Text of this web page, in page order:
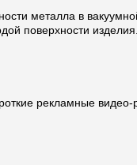
металла в
поверхности
рекламные видео-